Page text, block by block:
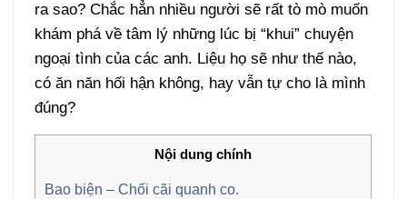
ra sao? Chắc hẳn nhiều người sẽ rất tò mò muốn
khám phá về tâm lý những lúc bị “khui” chuyện
ngoại tình của các anh. Liệu họ sẽ như thế nào,
có ăn năn hối hận không, hay vẫn tự cho là mình
đúng?
Nội dung chính
Bao biện – Chối cãi quanh co.